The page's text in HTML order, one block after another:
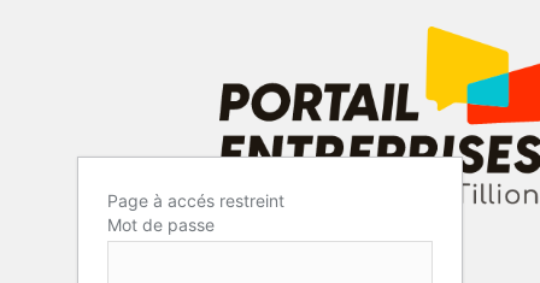
Page à accés restreint
Mot de passe